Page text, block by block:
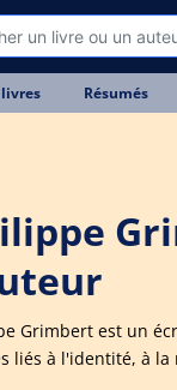
Résumés
Grimbert est un
liés à l'identité, à